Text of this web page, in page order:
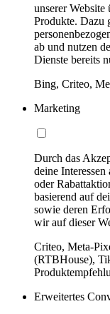
unserer
Produkte. Dazu
ab und nutzen
Dienste bereits
Bing, Criteo,
Marketing
Durch das
deine
oder
basierend auf
sowie deren
wir auf dieser
Criteo, Meta-
(RTBHouse),
Erweitertes